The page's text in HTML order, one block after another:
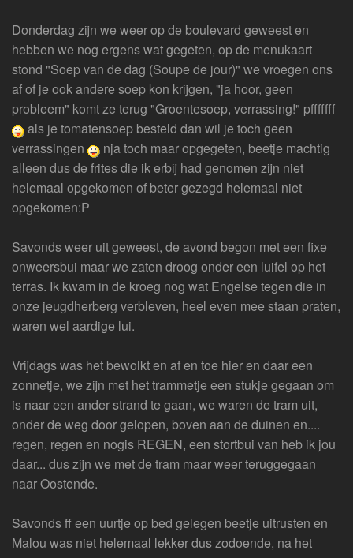
Donderdag zijn we weer op de boulevard geweest en
hebben we nog ergens wat gegeten, op de menukaart
stond "Soep van de dag (Soupe de jour)" we vroegen ons
af of je ook andere soep kon krijgen, "ja hoor, geen
probleem" komt ze terug "Groentesoep, verrassing!" pfffffff
als je tomatensoep besteld dan wil je toch geen
verrassingen
nja toch maar opgegeten, beetje machtig
alleen dus de frites die ik erbij had genomen zijn niet
helemaal opgekomen of beter gezegd helemaal niet
opgekomen:P
Savonds weer uit geweest, de avond begon met een fixe
onweersbui maar we zaten droog onder een luifel op het
terras. Ik kwam in de kroeg nog wat Engelse tegen die in
onze jeugdherberg verbleven, heel even mee staan praten,
waren wel aardige lui.
Vrijdags was het bewolkt en af en toe hier en daar een
zonnetje, we zijn met het trammetje een stukje gegaan om
is naar een ander strand te gaan, we waren de tram uit,
onder de weg door gelopen, boven aan de duinen en....
regen, regen en nogis REGEN, een stortbui van heb ik jou
daar... dus zijn we met de tram maar weer teruggegaan
naar Oostende.
Savonds ff een uurtje op bed gelegen beetje uitrusten en
Malou was niet helemaal lekker dus zodoende, na het